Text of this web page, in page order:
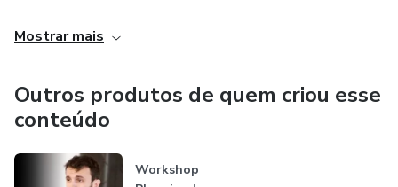
- Planejamento
Além da gestão de tráfego para e-commerce, temos
consultorias para donos de e-commerce
Mostrar mais
Outros produtos de quem criou esse
conteúdo
Workshop